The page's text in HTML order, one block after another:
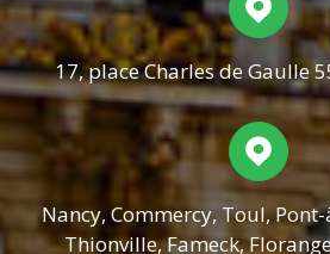
17, place Charles de Gaulle
Nancy, Commercy, Toul,
Thionville, Fameck,